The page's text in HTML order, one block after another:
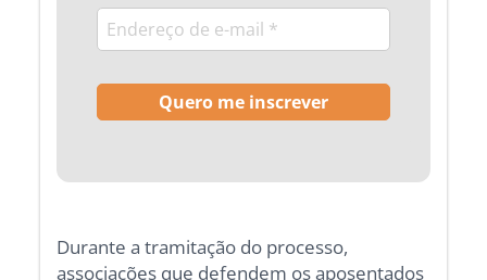
Durante a tramitação do processo,
associações que defendem os aposentados